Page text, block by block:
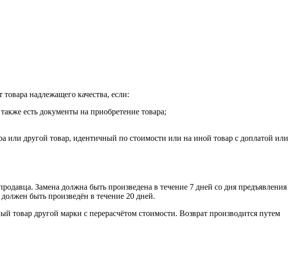
надлежащего качества, если:
есть документы на приобретение товара;
или другой товар, идентичный по стоимости или на иной товар с доплатой или
Замена должна быть произведена в течение 7 дней со дня предъявления
быть произведён в течение 20 дней.
товар другой марки с перерасчётом стоимости. Возврат производится путем